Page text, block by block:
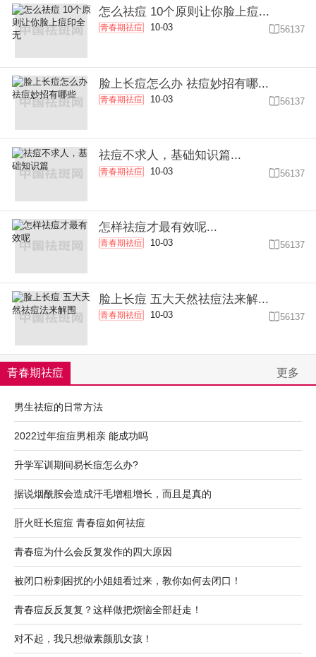
怎么祛痘 10个原则让你脸上痘...
青春期祛痘 10-03 56137
脸上长痘怎么办 祛痘妙招有哪...
青春期祛痘 10-03 56137
祛痘不求人，基础知识篇...
青春期祛痘 10-03 56137
怎样祛痘才最有效呢...
青春期祛痘 10-03 56137
脸上长痘 五大天然祛痘法来解...
青春期祛痘 10-03 56137
青春期祛痘 更多
男生祛痘的日常方法
2022过年痘痘男相亲 能成功吗
升学军训期间易长痘怎么办?
据说烟酰胺会造成汗毛增粗增长，而且是真的
肝火旺长痘痘 青春痘如何祛痘
青春痘为什么会反复发作的四大原因
被闭口粉刺困扰的小姐姐看过来，教你如何去闭口！
青春痘反反复复？这样做把烦恼全部赶走！
对不起，我只想做素颜肌女孩！